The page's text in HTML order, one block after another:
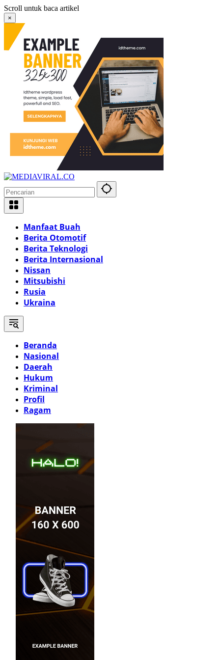
Langsung
ke
konten
Scroll untuk baca artikel
×
Manfaat Buah
Berita Otomotif
Berita Teknologi
Berita Internasional
Nissan
Mitsubishi
Rusia
Ukraina
Beranda
Nasional
Daerah
Hukum
Kriminal
Profil
Ragam